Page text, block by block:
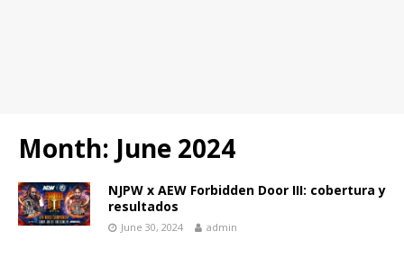
Month: June 2024
NJPW x AEW Forbidden Door III: cobertura y
resultados
June 30, 2024 admin